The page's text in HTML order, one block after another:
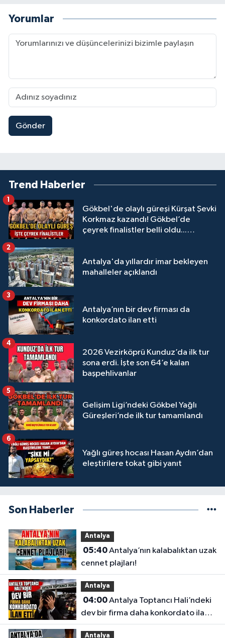
Yorumlar
Gönder
Trend Haberler
Gökbel'de olaylı güreşi Kürşat Şevki
Korkmaz kazandı! Gökbel’de
çeyrek finalistler belli oldu...
1
Antalya'da yıllardır imar bekleyen
mahalleler açıklandı
2
Antalya’nın bir dev firması da
konkordato ilan etti
3
2026 Vezirköprü Kunduz’da ilk tur
sona erdi. İşte son 64’e kalan
başpehlivanlar
4
Gelişim Ligi’ndeki Gökbel Yağlı
Güreşleri’nde ilk tur tamamlandı
5
Yağlı güreş hocası Hasan Aydın’dan
eleştirilere tokat gibi yanıt
6
Son Haberler
Antalya
05:40Antalya’nın kalabalıktan uzak
cennet plajları!
Antalya
04:00Antalya Toptancı Hali’ndeki
dev bir firma daha konkordato ilan
etti
Antalya